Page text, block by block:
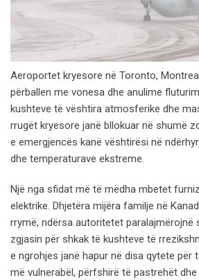
Aeroportet kryesore në Toronto,
përballen me vonesa dhe anulime
kushteve të vështira atmosferike dhe
rrugët kryesore janë bllokuar në shumë
e emergjencës kanë vështirësi në
dhe temperaturave ekstreme.
Një nga sfidat më të mëdha mbetet
elektrike. Dhjetëra mijëra familje në
rrymë, ndërsa autoritetet paralajmërojnë
zgjasin për shkak të kushteve të
e ngrohjes janë hapur në disa qytete për
më vulnerabël, përfshirë të pastrehët